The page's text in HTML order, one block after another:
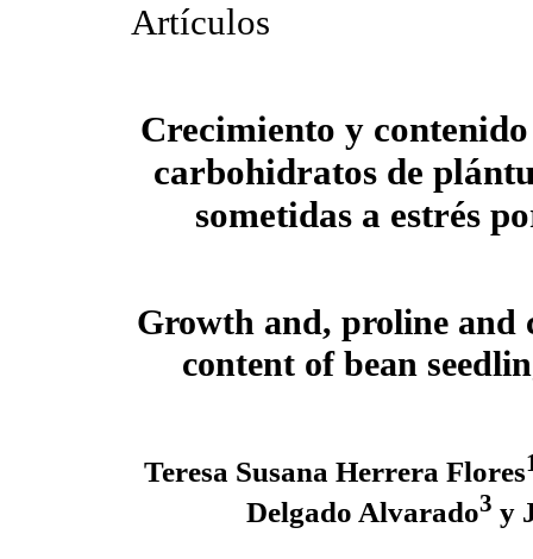
Artículos
Crecimiento y
carbohidratos de
sometidas a estrés
Growth and, proline and
content of bean
Teresa Susana Herrera Flores
Delgado Alvarado3 y